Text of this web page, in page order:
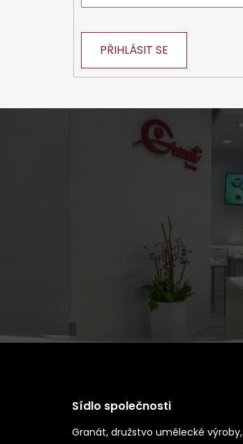
PŘIHLÁSIT SE
Sídlo společnosti
Granát, družstvo umělecké výroby,